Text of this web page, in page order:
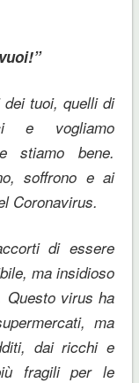
dei tuoi, quelli di
e vogliamo
stiamo bene.
soffrono e ai
Coronavirus.
di essere
ma insidioso
Questo virus ha
ma
dai ricchi e
fragili per le